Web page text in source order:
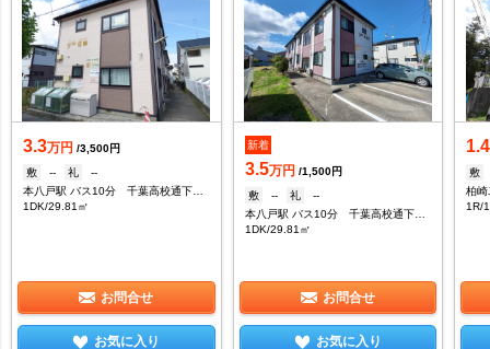
3.3万円 /3,500円
敷
-- 礼
--
本八戸駅 バス10分 千葉高校通下車：停歩3分
1DK/29.81㎡
お問合せ
お気に入り
新着
3.5万円 /1,500円
敷
-- 礼
--
本八戸駅 バス10分 千葉高校通下車：停歩3分
1DK/29.81㎡
お問合せ
お気に入り
1.4
敷
柏崎
1R/